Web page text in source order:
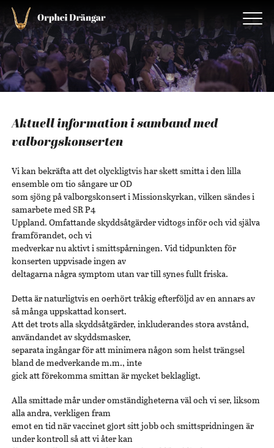
Aktuell information i samband med
valborgskonserten
Vi kan bekräfta att det olyckligtvis har skett smitta i den lilla
ensemble om tio sångare ur OD
som sjöng på valborgskonsert i Missionskyrkan, vilken sändes i
samarbete med SR P4
Uppland. Omfattande skyddsåtgärder vidtogs inför och vid själva
framförandet, och vi
medverkar nu aktivt i smittspårningen. Vid tidpunkten för
konserten uppvisade ingen av
deltagarna några symptom utan var till synes fullt friska.
Detta är naturligtvis en oerhört tråkig efterföljd av en annars av
så många uppskattad konsert.
Att det trots alla skyddsåtgärder, inkluderandes stora avstånd,
användandet av skyddsmasker,
separata ingångar för att minimera någon som helst trängsel
bland de medverkande m.m., inte
gick att förekomma smittan är mycket beklagligt.
Alla smittade mår under omständigheterna väl och vi ser, liksom
alla andra, verkligen fram
emot en tid när vaccinet gjort sitt jobb och smittspridningen är
under kontroll så att vi åter kan